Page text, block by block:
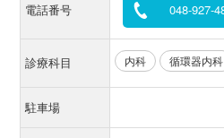
電話番号 048-927-
診療科目 内科 循環器内科
駐車場